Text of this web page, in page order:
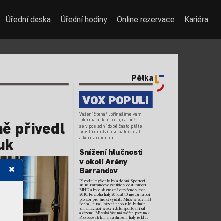
Pětka
VOX POPULI
Vážení čtenáři, přinášíme vám
informace k tématu, na něž
se v poslední době často ptáte
prostřednictvím sociálních sítí
a korespondence.
Snížení hlučnosti
vokolí Arény
Barrandov
Původní myšlenka byla dobrá. Sportovi-
ště na Barrandově vzniklo vdostupnosti
MHD abylo slavnostně otevřeno vroce
2010. Rozloha haly 20 krát 40metrů nabízí
prostor pro široké využití. Může se zde hrát
orbal, futsal, házená nebo také badmin-
ton anachází se zde idalší sportovní sál
azázemí. Městská část má svěřen pozemek.
Provozovatelem avlastníkem haly je klub
přivedl
Úřední deska Úřední hodiny Online rezervace Kariéra